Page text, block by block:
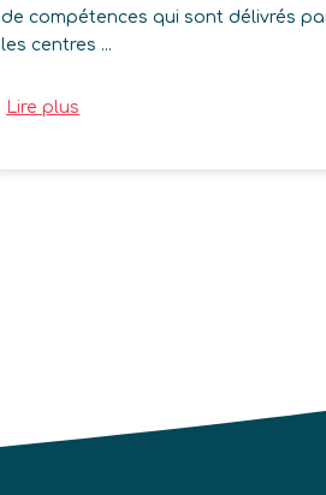
de compétences qui sont délivrés
les centres ...
Lire plus